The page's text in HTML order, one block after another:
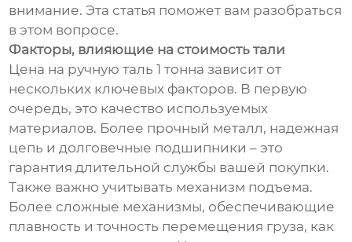
внимание. Эта статья поможет вам разобраться
в этом вопросе.
Факторы, влияющие на стоимость тали
Цена на ручную таль 1 тонна зависит от
нескольких ключевых факторов. В первую
очередь, это качество используемых
материалов. Более прочный металл, надежная
цепь и долговечные подшипники – это
гарантия длительной службы вашей покупки.
Также важно учитывать механизм подъема.
Более сложные механизмы, обеспечивающие
плавность и точность перемещения груза, как